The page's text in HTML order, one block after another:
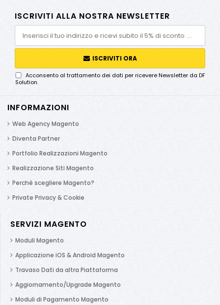
ISCRIVITI ALLA NOSTRA NEWSLETTER
ISCRIVITI ORA
Acconsento al trattamento dei dati per ricevere Newsletter da DF
Solution.
INFORMAZIONI
Web Agency Magento
Diventa Partner
Portfolio Realizzazioni Magento
Realizzazione Siti Magento
Perchè scegliere Magento?
Private Privacy & Cookie
SERVIZI MAGENTO
Moduli Magento
Applicazione iOS & Android Magento
Travaso Dati da altra Piattaforma
Aggiornamento/Upgrade Magento
Moduli di Pagamento Magento